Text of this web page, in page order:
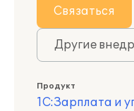
Связаться
Другие
Продукт
1С:Зарплата и